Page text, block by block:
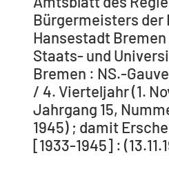
Bürgermeisters der
Hansestadt
Staats- und
Bremen : NS.-
/ 4. Vierteljahr (1.
Jahrgang 15,
1945) ; damit
[1933-1945] :